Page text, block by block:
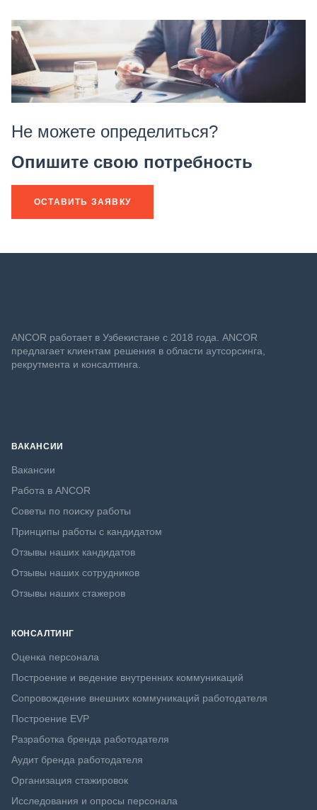
Не можете определиться?
Опишите свою потребность
ОСТАВИТЬ ЗАЯВКУ
ANСOR работает в Узбекистане с 2018 года. ANCOR
предлагает клиентам решения в области аутсорсинга,
рекрутмента и консалтинга.
ВАКАНСИИ
Вакансии
Работа в ANCOR
Советы по поиску работы
Принципы работы с кандидатом
Отзывы наших кандидатов
Отзывы наших сотрудников
Отзывы наших стажеров
КОНСАЛТИНГ
Оценка персонала
Построение и ведение внутренних коммуникаций
Сопровождение внешних коммуникаций работодателя
Построение EVP
Разработка бренда работодателя
Аудит бренда работодателя
Организация стажировок
Исследования и опросы персонала